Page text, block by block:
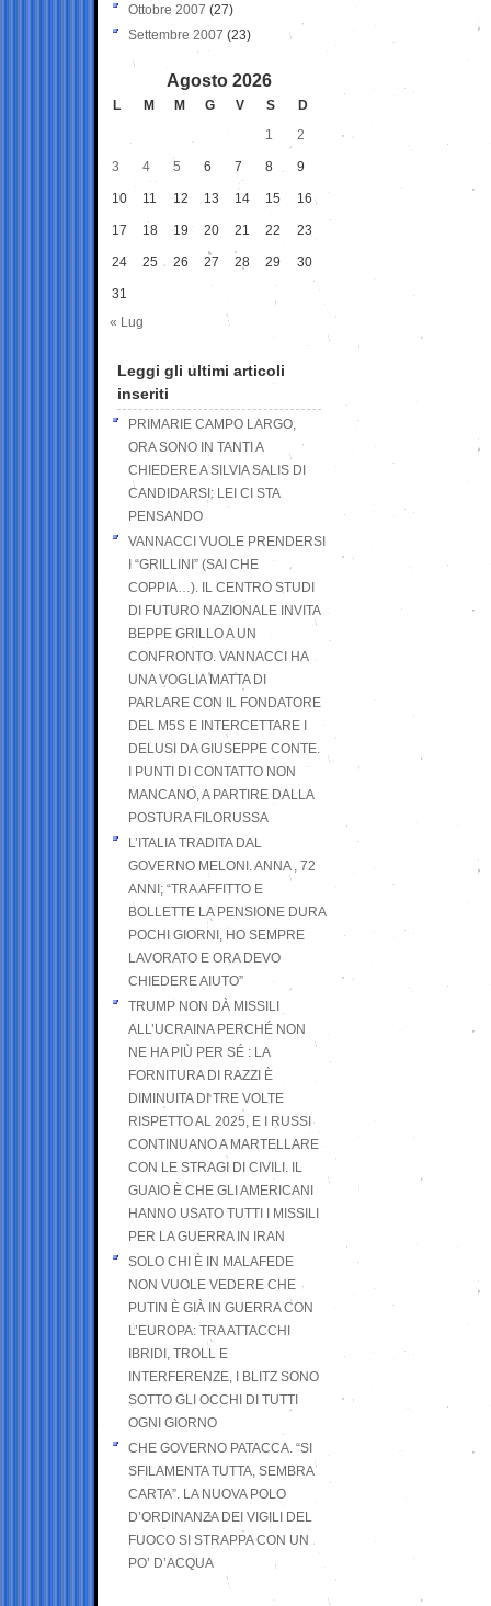
Ottobre 2007 (27)
Settembre 2007 (23)
Agosto 2026
L M M G V S
D
1
2
3 4 5 6 7 8 9
10 11 12 13 14 15 16
17 18 19 20 21 22 23
24 25 26 27 28 29 30
31
« Lug
Leggi gli ultimi articoli
inseriti
PRIMARIE CAMPO LARGO,
ORA SONO IN TANTI A
CHIEDERE A SILVIA SALIS DI
CANDIDARSI: LEI CI STA
PENSANDO
VANNACCI VUOLE PRENDERSI
I “GRILLINI” (SAI CHE
COPPIA…). IL CENTRO STUDI
DI FUTURO NAZIONALE INVITA
BEPPE GRILLO A UN
CONFRONTO. VANNACCI HA
UNA VOGLIA MATTA DI
PARLARE CON IL FONDATORE
DEL M5S E INTERCETTARE I
DELUSI DA GIUSEPPE CONTE.
I PUNTI DI CONTATTO NON
MANCANO, A PARTIRE DALLA
POSTURA FILORUSSA
L’ITALIA TRADITA DAL
GOVERNO MELONI. ANNA , 72
ANNI; “TRA AFFITTO E
BOLLETTE LA PENSIONE DURA
POCHI GIORNI, HO SEMPRE
LAVORATO E ORA DEVO
CHIEDERE AIUTO”
TRUMP NON DÀ MISSILI
ALL’UCRAINA PERCHÉ NON
NE HA PIÙ PER SÉ : LA
FORNITURA DI RAZZI È
DIMINUITA DI TRE VOLTE
RISPETTO AL 2025, E I RUSSI
CONTINUANO A MARTELLARE
CON LE STRAGI DI CIVILI. IL
GUAIO È CHE GLI AMERICANI
HANNO USATO TUTTI I MISSILI
PER LA GUERRA IN IRAN
SOLO CHI È IN MALAFEDE
NON VUOLE VEDERE CHE
PUTIN È GIÀ IN GUERRA CON
L’EUROPA: TRA ATTACCHI
IBRIDI, TROLL E
INTERFERENZE, I BLITZ SONO
SOTTO GLI OCCHI DI TUTTI
OGNI GIORNO
CHE GOVERNO PATACCA. “SI
SFILAMENTA TUTTA, SEMBRA
CARTA”. LA NUOVA POLO
D’ORDINANZA DEI VIGILI DEL
FUOCO SI STRAPPA CON UN
PO’ D’ACQUA